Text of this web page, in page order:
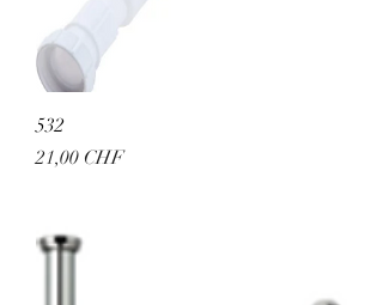
532
Preis
21,00 CHF